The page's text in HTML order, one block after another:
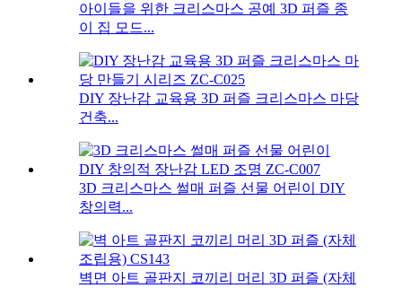
아이들을 위한 크리스마스 공예 3D 퍼즐 종
이 집 모드...
DIY 장난감 교육용 3D 퍼즐 크리스마스 마당
건축...
3D 크리스마스 썰매 퍼즐 선물 ​​어린이 DIY
창의력...
벽면 아트 골판지 코끼리 머리 3D 퍼즐 (자체